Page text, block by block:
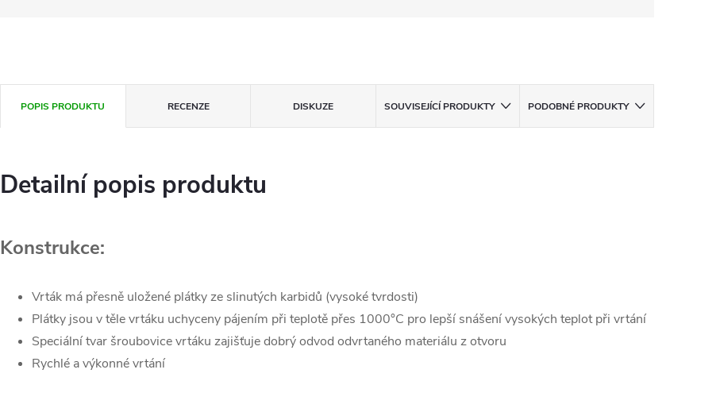
POPIS PRODUKTU RECENZE DISKUZE SOUVISEJÍCÍ PRODUKTY PODOBNÉ PRODUKTY
Detailní popis produktu
Konstrukce:
Vrták má přesně uložené plátky ze slinutých karbidů (vysoké tvrdosti)
Plátky jsou v těle vrtáku uchyceny pájením při teplotě přes 1000°C pro lepší snášení vysokých teplot při vrtání
Speciální tvar šroubovice vrtáku zajišťuje dobrý odvod odvrtaného materiálu z otvoru
Rychlé a výkonné vrtání